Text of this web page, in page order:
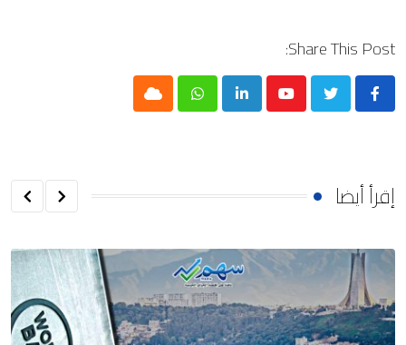
Share This Post:
Youtube
LinkedIn
Whatsapp
Cloud
إقرأ أيضا